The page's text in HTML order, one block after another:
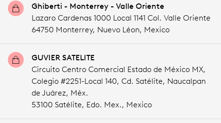
Ghiberti - Monterrey - Valle Oriente
Lazaro Cardenas 1000 Local 1141 Col. Valle Oriente
64750 Monterrey, Nuevo Léon, Mexico
GUVIER SATELITE
Circuito Centro Comercial Estado de México MX,
Colegio #2251-Local 140, Cd. Satélite, Naucalpan
de Juárez, Méx.
53100 Satélite, Edo. Mex., Mexico